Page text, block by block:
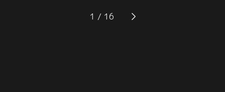
な、なんと！マニャの愛犬、ボチで
あった！【提供：バンダイチャンネ
間、デュエルディスクから妖しい光
が溢れ出し…。【提供：バンダイチ
1